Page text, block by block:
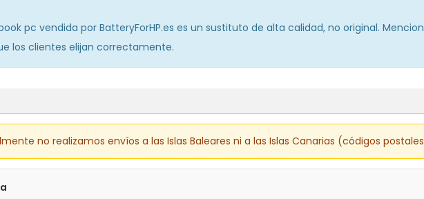
pc vendida por BatteryForHP.es es un sustituto de alta calidad, no original.
los clientes elijan correctamente.
no realizamos envíos a las Islas Baleares ni a las Islas Canarias (códigos